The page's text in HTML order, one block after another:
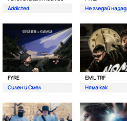
Addicted
Не гледай назад
FYRE
Силен и Смел
EMIL TRF
Няма как